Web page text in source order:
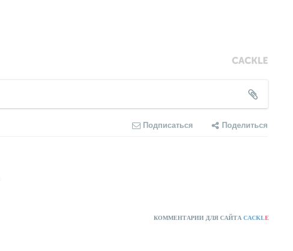
Подписаться Поделиться
КОММЕНТАРИИ ДЛЯ САЙТА CACKLE